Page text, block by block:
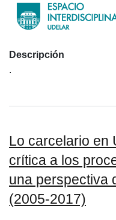
Descripción
.
Lo carcelario en
crítica a los
una perspectiva
(2005-2017)